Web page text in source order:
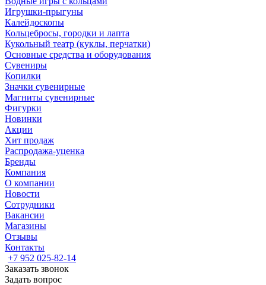
Игрушки-прыгуны
Калейдоскопы
Кольцебросы, городки и лапта
Кукольный театр (куклы, перчатки)
Основные средства и оборудования
Сувениры
Копилки
Значки сувенирные
Магниты сувенирные
Фигурки
Новинки
Акции
Хит продаж
Распродажа-уценка
Бренды
Компания
О компании
Новости
Сотрудники
Вакансии
Магазины
Отзывы
Контакты
+7 952 025-82-14
Заказать звонок
Задать вопрос